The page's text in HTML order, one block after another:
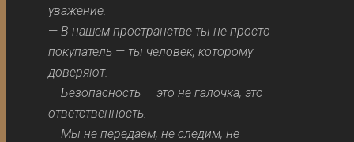
уважение.
—В нашем пространстве ты не просто
покупатель — ты человек, которому
доверяют.
—Безопасность — это не галочка, это
ответственность.
—Мы не передаём, не следим, не